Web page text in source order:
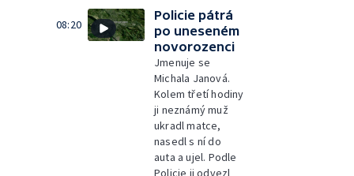
08:20
Policie pátrá
po uneseném
novorozenci
Jmenuje se
Michala Janová.
Kolem třetí hodiny
ji neznámý muž
ukradl matce,
nasedl s ní do
auta a ujel. Podle
Policie ji odvezl